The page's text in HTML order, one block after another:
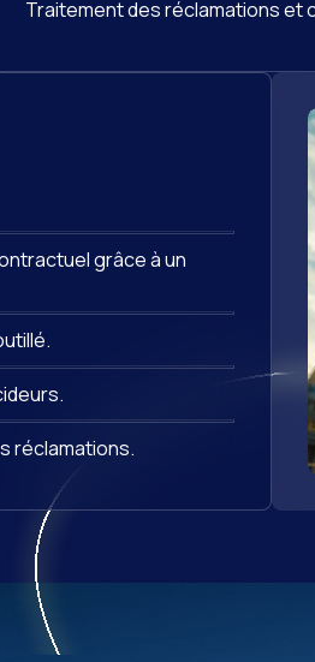
Traitement des réclamations et
grâce à un
réclamations.